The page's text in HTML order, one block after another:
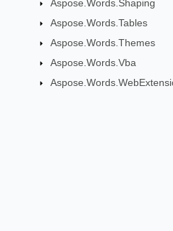
Aspose.Words.Shaping
Aspose.Words.Tables
Aspose.Words.Themes
Aspose.Words.Vba